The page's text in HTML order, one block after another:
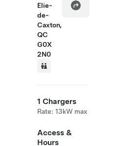
Elie-
de-
Caxton,
QC
G0X
2N0
1 Chargers
Rate: 13kW max
Access &
Hours